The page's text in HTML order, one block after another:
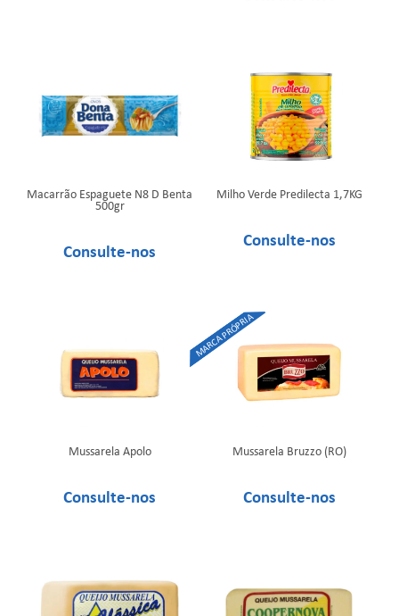
Macarrão Espaguete N8 D Benta
500gr
Milho Verde Predilecta 1,7KG
Mussarela Apolo Mussarela Bruzzo (RO)